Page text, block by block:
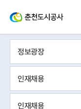
정보광장
인재채용
인재채용